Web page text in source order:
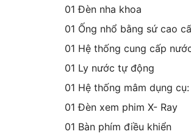
01 Đèn nha khoa
01 Ống nhổ bằng sứ cao
01 Hệ thống cung cấp
01 Ly nước tự động
01 Hệ thống mâm dụng cụ:
01 Đèn xem phim X- Ray
01 Bàn phím điều khiển